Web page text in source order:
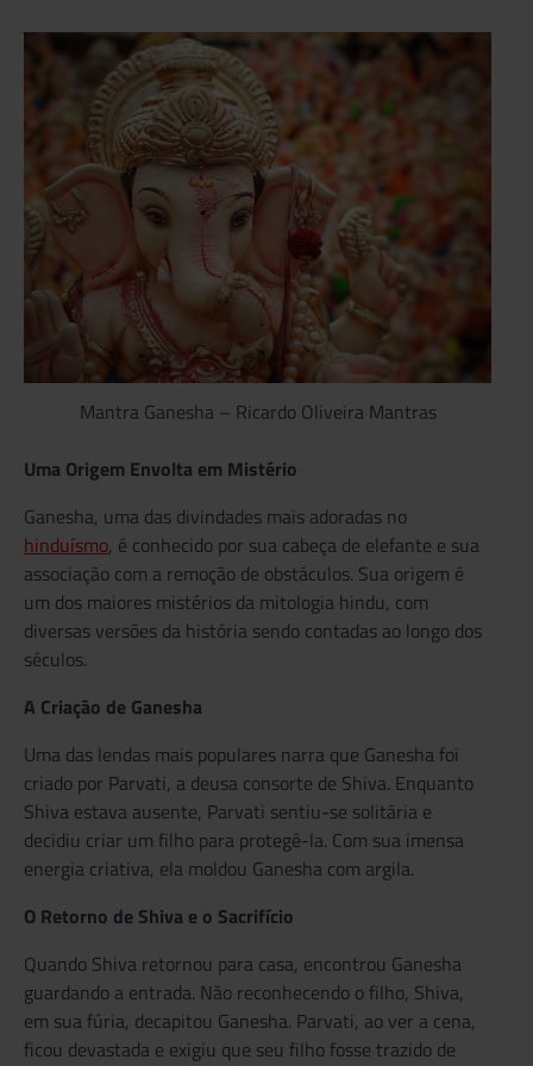
Mantra Ganesha – Ricardo Oliveira Mantras
Uma Origem Envolta em Mistério
Ganesha, uma das divindades mais adoradas no
hinduísmo, é conhecido por sua cabeça de elefante e sua
associação com a remoção de obstáculos. Sua origem é
um dos maiores mistérios da mitologia hindu, com
diversas versões da história sendo contadas ao longo dos
séculos.
A Criação de Ganesha
Uma das lendas mais populares narra que Ganesha foi
criado por Parvati, a deusa consorte de Shiva. Enquanto
Shiva estava ausente, Parvati sentiu-se solitária e
decidiu criar um filho para protegê-la. Com sua imensa
energia criativa, ela moldou Ganesha com argila.
O Retorno de Shiva e o Sacrifício
Quando Shiva retornou para casa, encontrou Ganesha
guardando a entrada. Não reconhecendo o filho, Shiva,
em sua fúria, decapitou Ganesha. Parvati, ao ver a cena,
ficou devastada e exigiu que seu filho fosse trazido de